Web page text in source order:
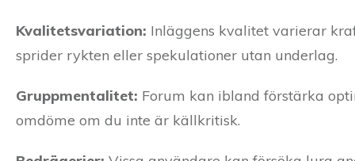
Kvalitetsvariation: Inläggens kvalitet varierar
sprider rykten eller spekulationer utan underlag.
Gruppmentalitet: Forum kan ibland förstärka
omdöme om du inte är källkritisk.